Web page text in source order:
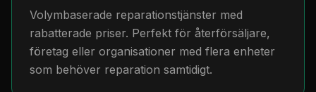
Volymbaserade reparationstjänster med
rabatterade priser. Perfekt för återförsäljare,
företag eller organisationer med flera enheter
som behöver reparation samtidigt.